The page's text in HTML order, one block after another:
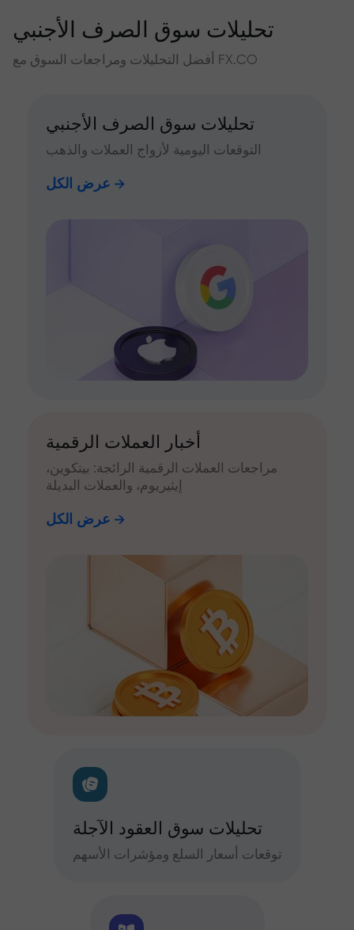
تحليلات سوق الصرف الأجنبي
أفضل التحليلات ومراجعات السوق مع FX.CO
تحليلات سوق الصرف الأجنبي
التوقعات اليومية لأزواج العملات والذهب
عرض الكل
أخبار العملات الرقمية
مراجعات العملات الرقمية الرائجة: بيتكوين،
إيثيريوم، والعملات البديلة
عرض الكل
تحليلات سوق العقود الآجلة
توقعات أسعار السلع ومؤشرات الأسهم